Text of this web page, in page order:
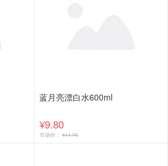
蓝月亮漂白水600ml
¥9.80
市场价： ¥11.76